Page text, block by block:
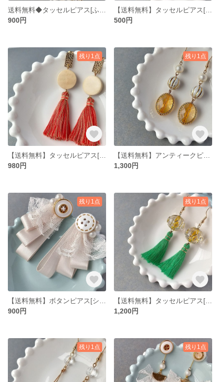
900円
500円
残り1点
980円
残り1点
1,300円
残り1点
900円
残り1点
1,200円
残り1点 残り1点